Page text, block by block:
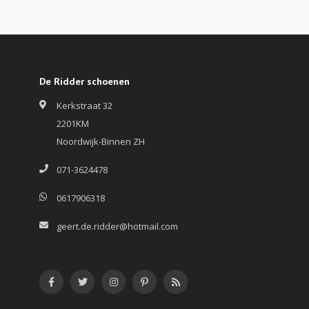
De Ridder schoenen
Kerkstraat 32
2201KM
Noordwijk-Binnen ZH
071-3624478
0617906318
geert.de.ridder@hotmail.com